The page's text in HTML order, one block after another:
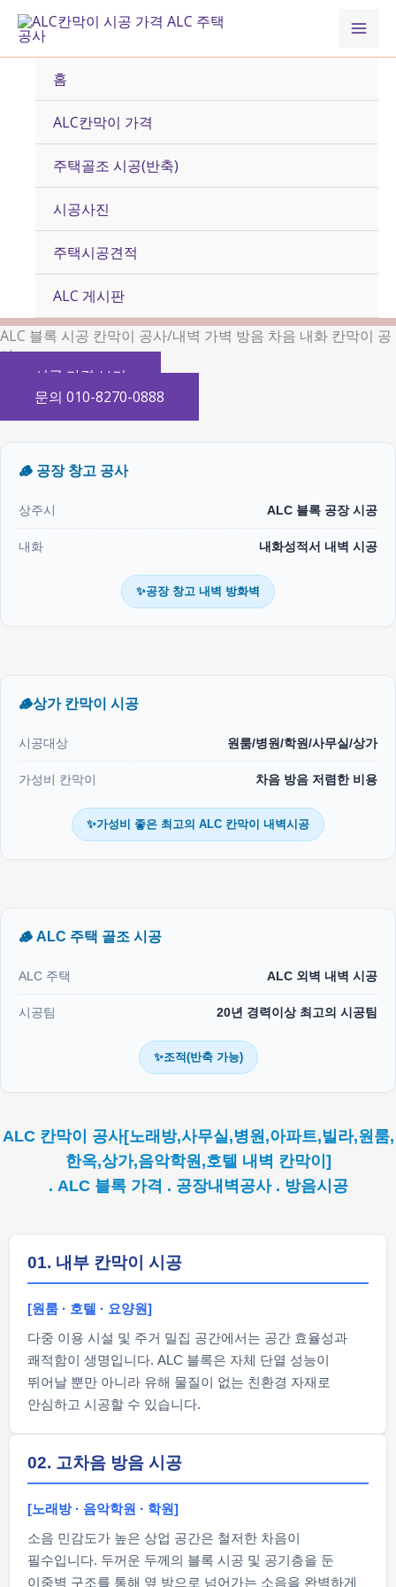
츠
홈
ALC칸막이 가격
주택골조 시공(반축)
시공사진
주택시공견적
ALC 게시판
ALC 블록 시공 칸막이 공사/내벽 가벽 방음 차음 내화 칸막이 공
사
시공 가격 보기
문의 010-8270-0888
🪵 공장 창고 공사
상주시 ALC 블록 공장 시공
내화 내화성적서 내벽 시공
✨공장 창고 내벽 방화벽
🪵상가 칸막이 시공
시공대상 원룸/병원/학원/사무실/상가
가성비 칸막이 차음 방음 저렴한 비용
✨가성비 좋은 최고의 ALC 칸막이 내벽시공
🪵 ALC 주택 골조 시공
ALC 주택 ALC 외벽 내벽 시공
시공팀 20년 경력이상 최고의 시공팀
✨조적(반축 가능)
ALC 칸막이 공사[노래방,사무실,병원,아파트,빌라,원룸,
한옥,상가,음악학원,호텔 내벽 칸막이]
. ALC 블록 가격 . 공장내벽공사 . 방음시공
01. 내부 칸막이 시공
[원룸 · 호텔 · 요양원]
다중 이용 시설 및 주거 밀집 공간에서는 공간 효율성과
쾌적함이 생명입니다. ALC 블록은 자체 단열 성능이
뛰어날 뿐만 아니라 유해 물질이 없는 친환경 자재로
안심하고 시공할 수 있습니다.
02. 고차음 방음 시공
[노래방 · 음악학원 · 학원]
소음 민감도가 높은 상업 공간은 철저한 차음이
필수입니다. 두꺼운 두께의 블록 시공 및 공기층을 둔
이중벽 구조를 통해 옆 방으로 넘어가는 소음을 완벽하게